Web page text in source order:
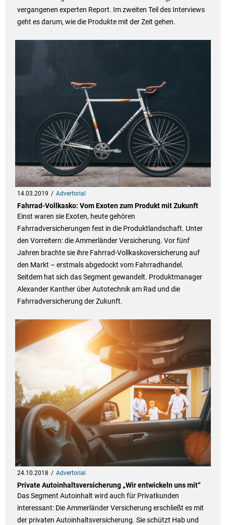
vergangenen experten Report. Im zweiten Teil des Interviews
geht es darum, wie die Produkte mit der Zeit gehen.
14.03.2019 Advertorial
Fahrrad-Vollkasko: Vom Exoten zum Produkt mit Zukunft
Einst waren sie Exoten, heute gehören
Fahrradversicherungen fest in die Produktlandschaft. Unter
den Vorreitern: die Ammerländer Versicherung. Vor fünf
Jahren brachte sie ihre Fahrrad-Vollkaskoversicherung auf
den Markt – erstmals abgedockt vom Fahrradhandel.
Seitdem hat sich das Segment gewandelt. Produktmanager
Alexander Kanther über Autotechnik am Rad und die
Fahrradversicherung der Zukunft.
24.10.2018 Advertorial
Private Autoinhaltsversicherung „Wir entwickeln uns mit“
Das Segment Autoinhalt wird auch für Privatkunden
interessant: Die Ammerländer Versicherung erschließt es mit
der privaten Autoinhaltsversicherung. Sie schützt Hab und